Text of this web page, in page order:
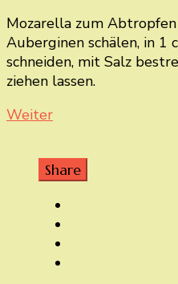
Mozarella zum
Auberginen schälen, in 1
schneiden, mit Salz
ziehen lassen.
Weiter
Share